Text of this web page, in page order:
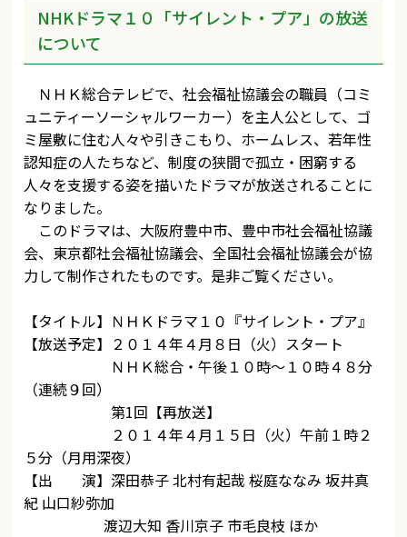
NHKドラマ１０「サイレント・プア」の放送
について
ＮＨＫ総合テレビで、社会福祉協議会の職員（コミ
ュニティーソーシャルワーカー）を主人公として、ゴ
ミ屋敷に住む人々や引きこもり、ホームレス、若年性
認知症の人たちなど、制度の狭間で孤立・困窮する
人々を支援する姿を描いたドラマが放送されることに
なりました。
このドラマは、大阪府豊中市、豊中市社会福祉協議
会、東京都社会福祉協議会、全国社会福祉協議会が協
力して制作されたものです。是非ご覧ください。
【タイトル】ＮＨＫドラマ１０『サイレント・プア』
【放送予定】２０１４年４月８日（火）スタート
ＮＨＫ総合・午後１０時～１０時４８分
（連続９回）
第1回【再放送】
２０１４年４月１５日（火）午前１時２
５分（月用深夜）
【出 演】深田恭子 北村有起哉 桜庭ななみ 坂井真
紀 山口紗弥加
渡辺大知 香川京子 市毛良枝 ほか